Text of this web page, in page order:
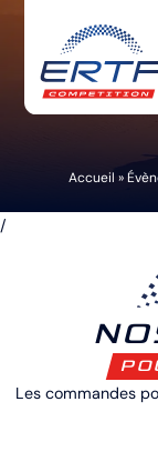
Accueil »
/
Les commandes